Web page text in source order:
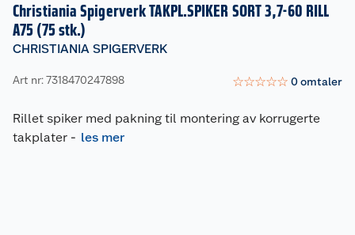
Christiania Spigerverk TAKPL.SPIKER SORT 3,7-60 RILL
A75 (75 stk.)
CHRISTIANIA SPIGERVERK
Art nr: 7318470247898 ☆☆☆☆☆ 0omtaler
Rillet spiker med pakning til montering av korrugerte
takplater - les mer